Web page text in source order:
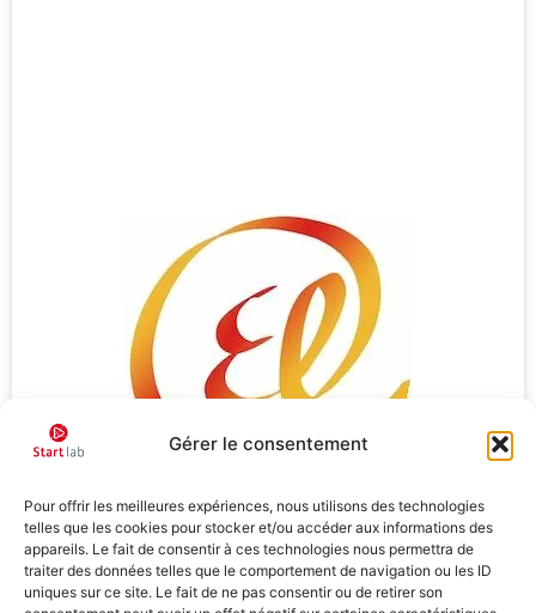
Gérer le consentement
Pour offrir les meilleures expériences, nous utilisons des technologies
telles que les cookies pour stocker et/ou accéder aux informations des
appareils. Le fait de consentir à ces technologies nous permettra de
traiter des données telles que le comportement de navigation ou les ID
uniques sur ce site. Le fait de ne pas consentir ou de retirer son